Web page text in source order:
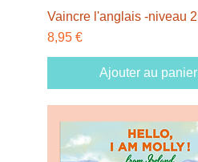
Vaincre l'anglais -niveau 2
Prix
8,95 €
Ajouter au panier